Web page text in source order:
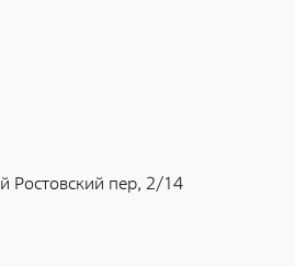
Pостовский пеp, 2/14
работ по ликвидации
радиоактивно
загрязненной спецодежды,